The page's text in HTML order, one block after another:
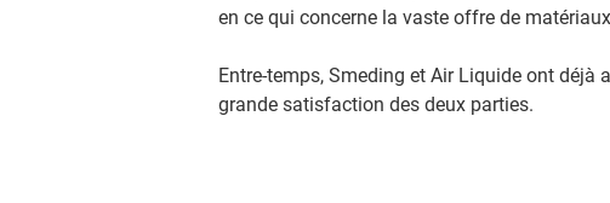
en ce qui concerne la vaste offre de
Entre-temps, Smeding et Air Liquide ont déjà
grande satisfaction des deux parties.